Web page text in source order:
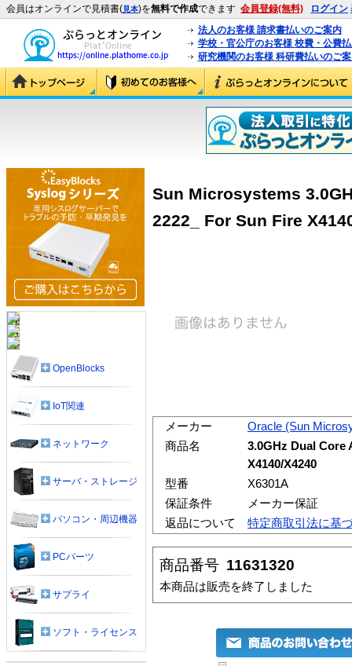
会員はオンラインで見積書(見本)を無料で作成できます 会員登録(無料) ログイン
法人のお客様 請求書払いのご案内
学校・官公庁のお客様 校費・公費
研究機関のお客様 科研費払いのご
Sun Microsystems
2222_ For Sun Fire
メーカー
Oracle (Sun
商品名
3.0GHz Dual Core
X4140/X4240
型番
X6301A
保証条件
メーカー保証
返品について
特定商取引法に基
商品番号 11631320
本商品は販売を終了しました
OpenBlocks
IoT関連
ネットワーク
サーバ・ストレージ
パソコン・周辺機器
PCパーツ
サプライ
ソフト・ライセンス